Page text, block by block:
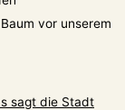
vor unserem
sagt die Stadt